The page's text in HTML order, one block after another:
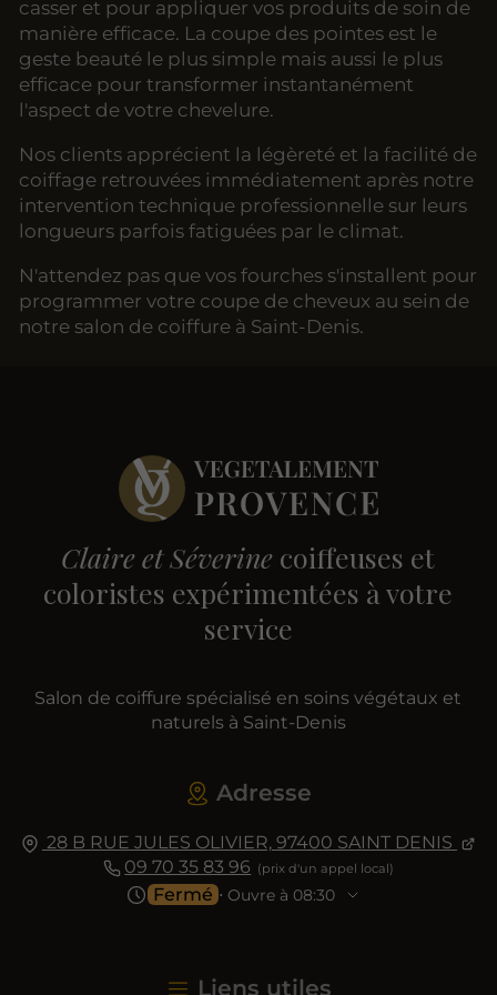
casser et pour appliquer vos produits de soin de
manière efficace. La coupe des pointes est le
geste beauté le plus simple mais aussi le plus
efficace pour transformer instantanément
l'aspect de votre chevelure.
Nos clients apprécient la légèreté et la facilité de
coiffage retrouvées immédiatement après notre
intervention technique professionnelle sur leurs
longueurs parfois fatiguées par le climat.
N'attendez pas que vos fourches s'installent pour
programmer votre coupe de cheveux au sein de
notre salon de coiffure à Saint-Denis.
Claire et Séverine coiffeuses et
coloristes expérimentées à votre
service
Salon de coiffure spécialisé en soins végétaux et
naturels à Saint-Denis
Adresse
28 B RUE JULES OLIVIER, 97400 SAINT DENIS
09 70 35 83 96
Fermé ⋅ Ouvre à 08:30
Liens utiles